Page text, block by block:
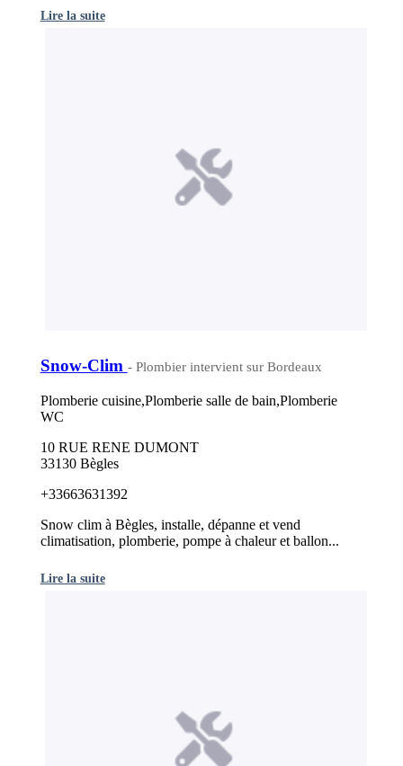
Lire la suite
Snow-Clim - Plombier intervient sur Bordeaux
Plomberie cuisine,Plomberie salle de bain,Plomberie
WC
10 RUE RENE DUMONT
33130 Bègles
+33663631392
Snow clim à Bègles, installe, dépanne et vend
climatisation, plomberie, pompe à chaleur et ballon...
Lire la suite